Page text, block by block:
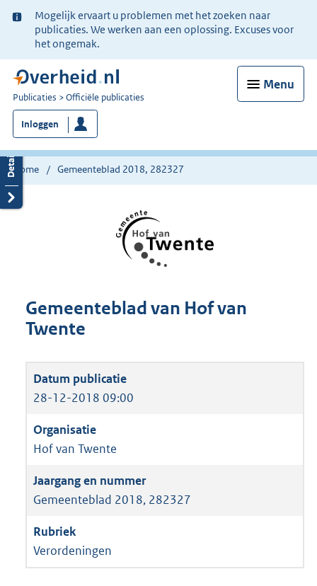
Ter
informatie:
Mogelijk ervaart u problemen met het zoeken naar
publicaties. We werken aan een oplossing. Excuses voor
het ongemak.
Menu
U
bent
nu
hier:
Publicaties Officiële publicaties
Inloggen
Home Gemeenteblad 2018, 282327
Gemeenteblad van Hof van
Twente
28-12-2018 09:00
Hof van Twente
Gemeenteblad 2018, 282327
Verordeningen